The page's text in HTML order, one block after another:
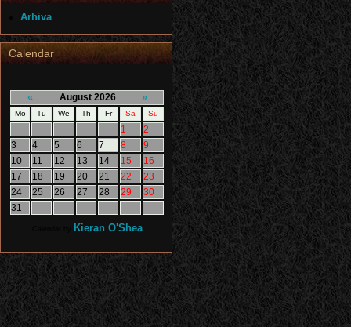
Arhiva
Calendar
« August 2026 »
Mo Tu We Th Fr Sa Su
1
2
3
4 5 6 7 8
9
10
11 12 13 14 15
16
17
18 19 20 21 22
23
24
25 26 27 28 29
30
31
Kieran O'Shea